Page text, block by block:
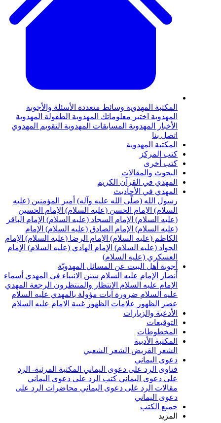
المهدويةوسائط متعددةالأسئلة والأجوبة
اختبر معلوماتك المهدويةالطفولة المهدوية
المهدويةالمسابقات المهدويةالتقويم المهدوي
المهدوية
والمقالات
في القرآن الكريم
في الأحاديث
الله (صلّى الله عليه وآله) أمير المؤمنين (عليه
الإمام الحسن (عليه السلام) الإمام الحسين
الإمام السجاد (عليه السلام) الإمام الباقر
الإمام الصادق (عليه السلام) الإمام
(عليه السلام) الإمام الرضا (عليه السلام) الإمام
(عليه السلام) الإمام الهادي (عليه السلام) الإمام
(عليه السلام)
أهل البيت عن المسائل المهدويّة
الإمام عليه السلامسنن الانبياء في المهديأسماء
عليه السلامالانتظار والمنتظرونالرجعةالمهدي
السلام ضرورة آيات مؤولة بالمهدي عليه السلام
علامات الظهورغيبة الامام عليه السلام
والزيارات
الأدبية
الشعر الشعبي
اليماني
الرد على دعوى اليماني المكتبة المرئية- الرد
دعوى اليماني كتب الرد على دعوى اليماني
الرد على دعوى اليماني محاضرات الرد على